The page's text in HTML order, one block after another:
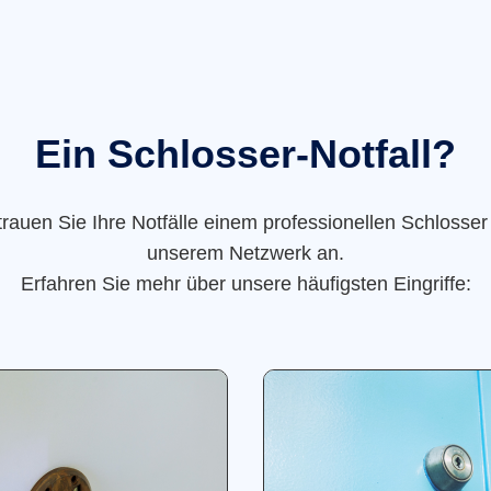
Ein Schlosser-Notfall?
Sie Ihre Notfälle einem professionellen
unserem Netzwerk an.
Erfahren Sie mehr über unsere häufigsten Eingriffe: